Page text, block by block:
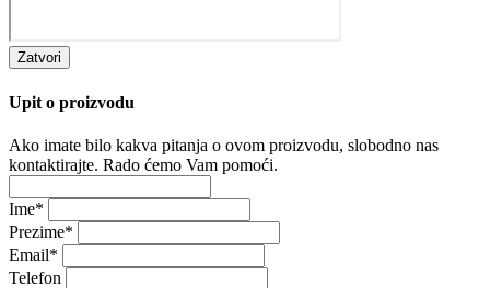
Zatvori
Upit o proizvodu
Ako imate bilo kakva pitanja o ovom proizvodu, slobodno nas
kontaktirajte. Rado ćemo Vam pomoći.
Ime*
Prezime*
Email*
Telefon